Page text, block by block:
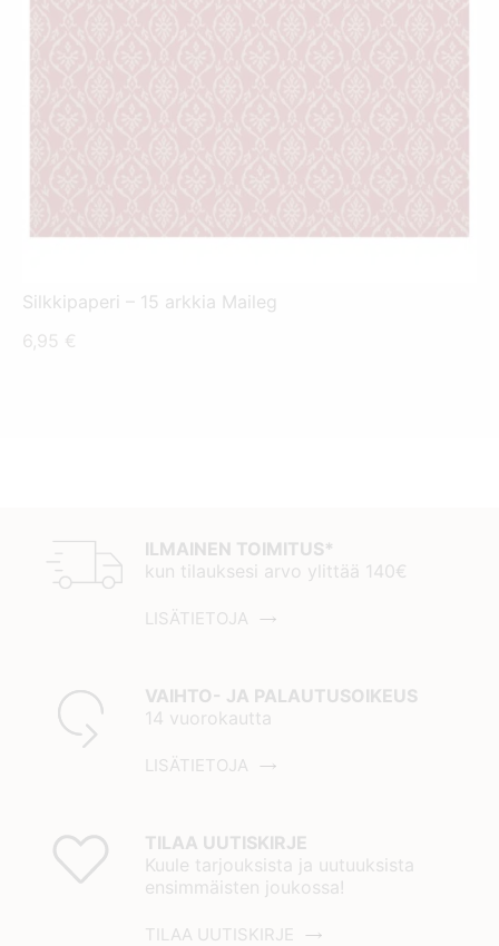
Silkkipaperi – 15 arkkia Maileg
6,95 €
ILMAINEN TOIMITUS*
kun tilauksesi arvo ylittää 140€
LISÄTIETOJA
VAIHTO- JA PALAUTUSOIKEUS
14 vuorokautta
LISÄTIETOJA
TILAA UUTISKIRJE
Kuule tarjouksista ja uutuuksista
ensimmäisten joukossa!
TILAA UUTISKIRJE